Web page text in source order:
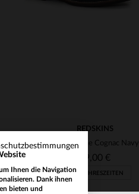
40
REDSKINS
Textilschuhe Cognac Navy
79,00 €
ALLE JAHRESZEITEN
Ihnen die Navigation
Dank ihnen
bieten und